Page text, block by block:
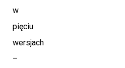
w
pięciu
wersjach
–